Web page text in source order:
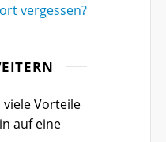
vergessen?
viele Vorteile
auf eine